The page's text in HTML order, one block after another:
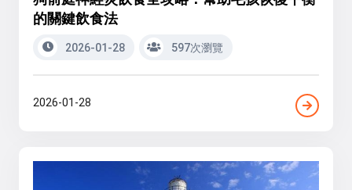
的關鍵飲食法
2026-01-28 597次瀏覽
2026-01-28